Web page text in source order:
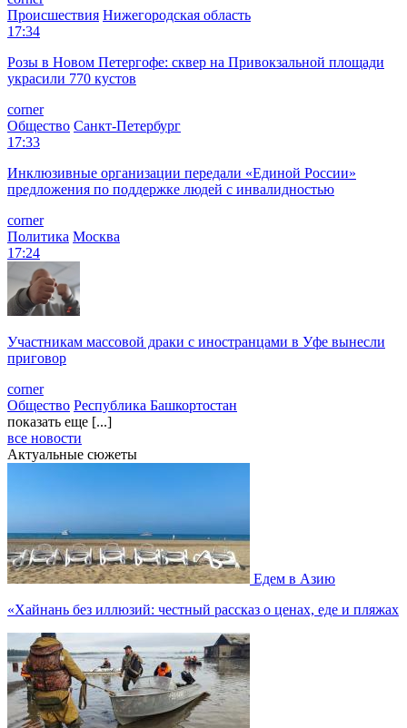
Происшествия Нижегородская область
17:34
Розы в Новом Петергофе: сквер на Привокзальной площади
украсили 770 кустов
corner
Общество Санкт-Петербург
17:33
Инклюзивные организации передали «Единой России»
предложения по поддержке людей с инвалидностью
corner
Политика Москва
17:24
Участникам массовой драки с иностранцами в Уфе вынесли
приговор
corner
Общество Республика Башкортостан
показать еще [...]
все новости
Актуальные сюжеты
Едем в Азию
«Хайнань без иллюзий: честный рассказ о ценах, еде и пляжах